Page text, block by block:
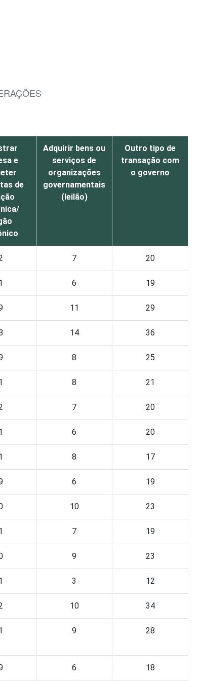
e
de
Adquirir bens ou
serviços de
organizações
governamentais
(leilão)
Outro tipo de
transação com
o governo
7 20
6 19
11 29
14 36
8 25
8 21
7 20
6 20
8 17
6 19
10 23
7 19
9 23
3 12
10 34
9 28
6 18